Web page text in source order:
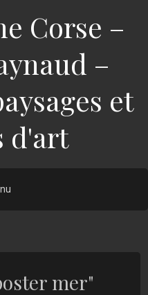
Corse –
–
et
d'art
mer"